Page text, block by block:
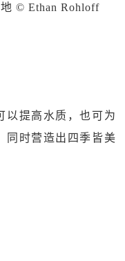
© Ethan Rohloff
以提高水质，也可为
同时营造出四季皆美